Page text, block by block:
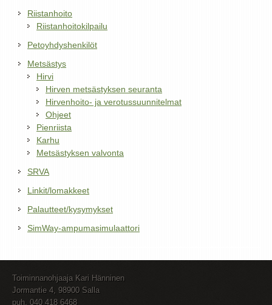
Riistanhoito
Riistanhoitokilpailu
Petoyhdyshenkilöt
Metsästys
Hirvi
Hirven metsästyksen seuranta
Hirvenhoito- ja verotussuunnitelmat
Ohjeet
Pienriista
Karhu
Metsästyksen valvonta
SRVA
Linkit/lomakkeet
Palautteet/kysymykset
SimWay-ampumasimulaattori
Toiminnanohjaaja Kari Hänninen
Jormantie 4, 98900 Salla
puh. 040 418 6468